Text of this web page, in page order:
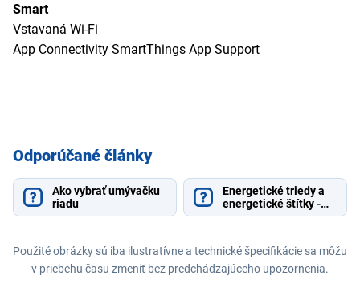
Smart
Vstavaná Wi-Fi
App Connectivity SmartThings App Support
Odporúčané články
Ako vybrať umývačku
riadu
Energetické triedy a
energetické štítky -
vysvetlenie
Použité obrázky sú iba ilustratívne a technické špecifikácie sa môžu
v priebehu času zmeniť bez predchádzajúceho upozornenia.